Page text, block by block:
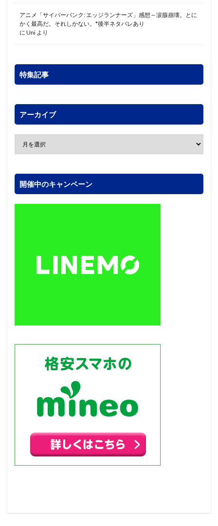
アニメ「サイバーパンク: エッジランナーズ」感想～涙腺崩壊。とに
かく最高だ。それしかない。*後半ネタバレあり
に Uni より
特集記事
アーカイブ
開催中のキャンペーン